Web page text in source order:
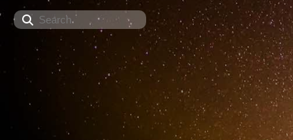
Search